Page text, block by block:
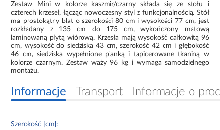
Zestaw Mini w kolorze kaszmir/czarny składa się ze stołu i
czterech krzeseł, łącząc nowoczesny styl z funkcjonalnością. Stół
ma prostokątny blat o szerokości 80 cm i wysokości 77 cm, jest
rozkładany z 135 cm do 175 cm, wykończony matową
laminowaną płytą wiórową. Krzesła mają wysokość całkowitą 96
cm, wysokość do siedziska 43 cm, szerokość 42 cm i głębokość
46 cm, siedziska wypełnione pianką i tapicerowane tkaniną w
kolorze czarnym. Zestaw waży 96 kg i wymaga samodzielnego
montażu.
Informacje Transport Informacje o
Szerokość [cm]: